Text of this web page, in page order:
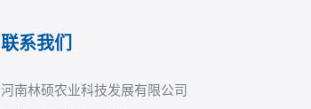
联系我们
河南林硕农业科技发展有限公司